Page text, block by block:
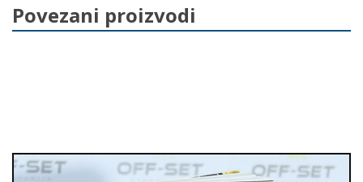
o
Povezani proizvodi